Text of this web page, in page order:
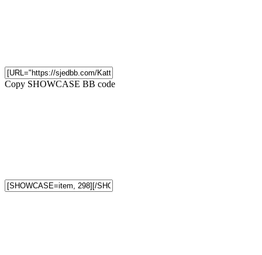
Copy SHOWCASE BB code